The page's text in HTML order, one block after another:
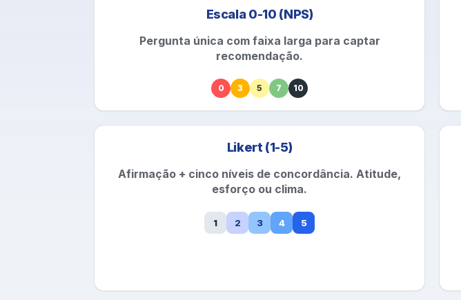
Escala 0-10 (NPS)
Pergunta única com faixa larga para captar
recomendação.
0 3 5 7 10
Likert (1-5)
Afirmação + cinco níveis de concordância. Atitude,
esforço ou clima.
1 2 3 4 5